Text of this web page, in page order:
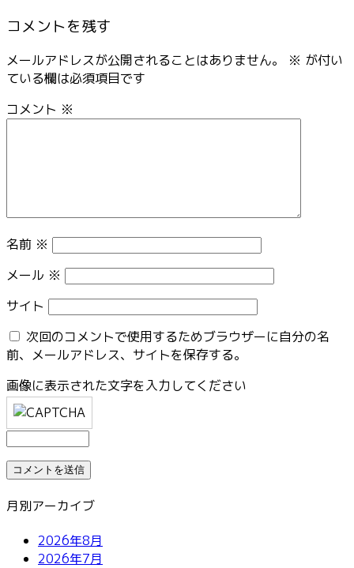
コメントを残す
メールアドレスが公開されることはありません。 ※ が付い
ている欄は必須項目です
コメント ※
名前 ※
メール ※
サイト
次回のコメントで使用するためブラウザーに自分の名
前、メールアドレス、サイトを保存する。
画像に表示された文字を入力してください
月別アーカイブ
2026年8月
2026年7月